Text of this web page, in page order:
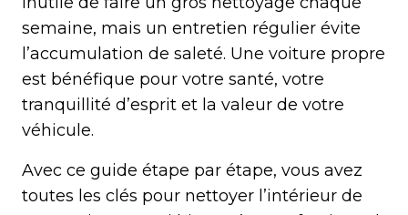
semaine, mais un entretien régulier évite
l’accumulation de saleté. Une voiture propre
est bénéfique pour votre santé, votre
tranquillité d’esprit et la valeur de votre
véhicule.
Avec ce guide étape par étape, vous avez
toutes les clés pour nettoyer l’intérieur de